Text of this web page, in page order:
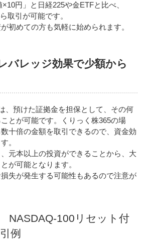
×10円」と日経225や金ETFと比べ、
取引が可能です。
初めての方も気軽に始められます。
レッジ効果で少額から
、預けた証拠金を担保として、その何
とが可能です。くりっく株365の場
十倍の金額を取引できるので、資金効
。
元本以上の投資ができることから、大
が可能となります。
失が発生する可能性もあるので注意が
NASDAQ-100リセット付
例